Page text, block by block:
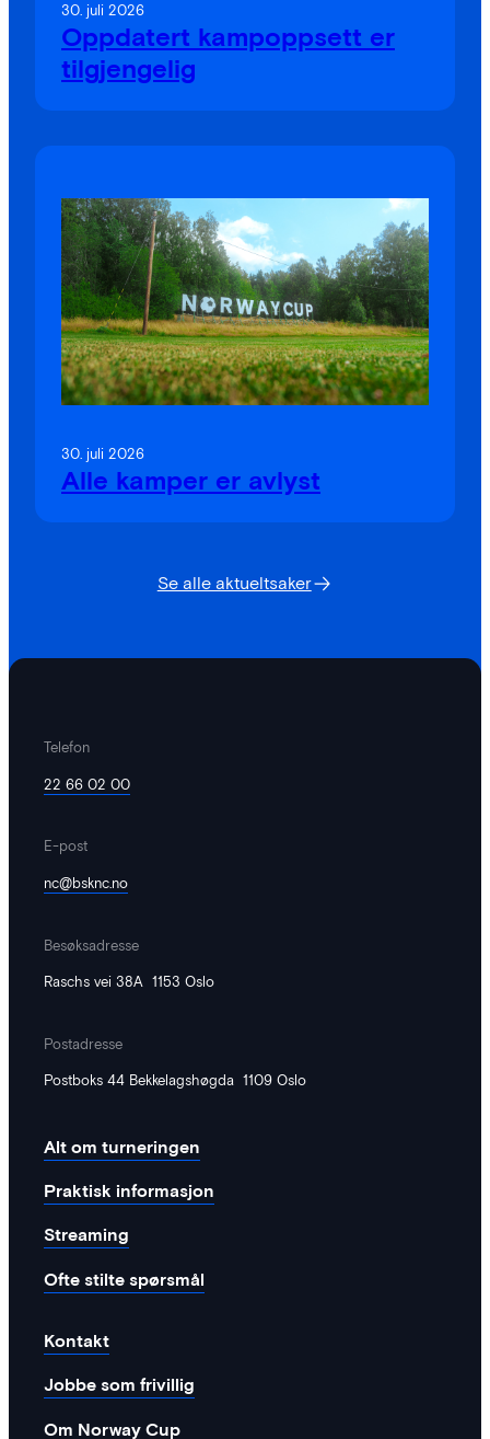
30. juli 2026
Oppdatert kampoppsett er
tilgjengelig
30. juli 2026
Alle kamper er avlyst
Se alle aktueltsaker
Telefon
22 66 02 00
E-post
nc@bsknc.no
Besøksadresse
Raschs vei 38A 1153 Oslo
Postadresse
Postboks 44 Bekkelagshøgda 1109 Oslo
Alt om turneringen
Praktisk informasjon
Streaming
Ofte stilte spørsmål
Kontakt
Jobbe som frivillig
Om Norway Cup